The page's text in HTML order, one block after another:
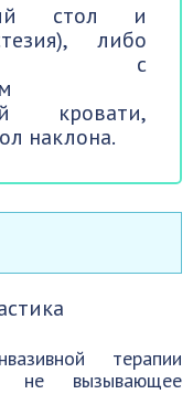
стол и
либо
с
кровати,
наклона.
терапии
не вызывающее